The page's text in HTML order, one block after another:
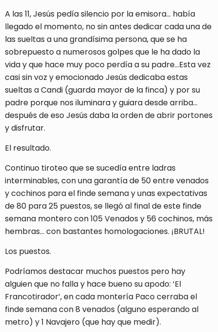
A las 11, Jesús pedía silencio por la emisora… había
llegado el momento, no sin antes dedicar cada una de
las sueltas a una grandísima persona, que se ha
sobrepuesto a numerosos golpes que le ha dado la
vida y que hace muy poco perdía a su padre…Esta vez
casi sin voz y emocionado Jesús dedicaba estas
sueltas a Candi (guarda mayor de la finca) y por su
padre porque nos iluminara y guiara desde arriba…
después de eso Jesús daba la orden de abrir portones
y disfrutar.
El resultado.
Continuo tiroteo que se sucedía entre ladras
interminables, con una garantía de 50 entre venados
y cochinos para el finde semana y unas expectativas
de 80 para 25 puestos, se llegó al final de este finde
semana montero con 105 Venados y 56 cochinos, más
hembras… con bastantes homologaciones. ¡BRUTAL!
Los puestos.
Podríamos destacar muchos puestos pero hay
alguien que no falla y hace bueno su apodo: ‘El
Francotirador’, en cada montería Paco cerraba el
finde semana con 8 venados (alguno esperando al
metro) y 1 Navajero (que hay que medir).